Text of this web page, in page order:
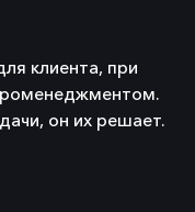
клиента, при
он их решает.